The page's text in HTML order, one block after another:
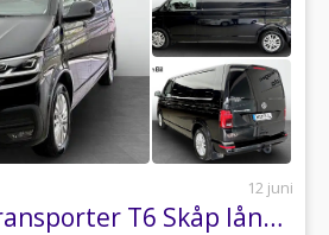
12 juni
Volkswagen Transporter T6 Skåp lång hjulbas TDI 150 DSG/Drag/Värmare/Läder/Nav/Drivepak